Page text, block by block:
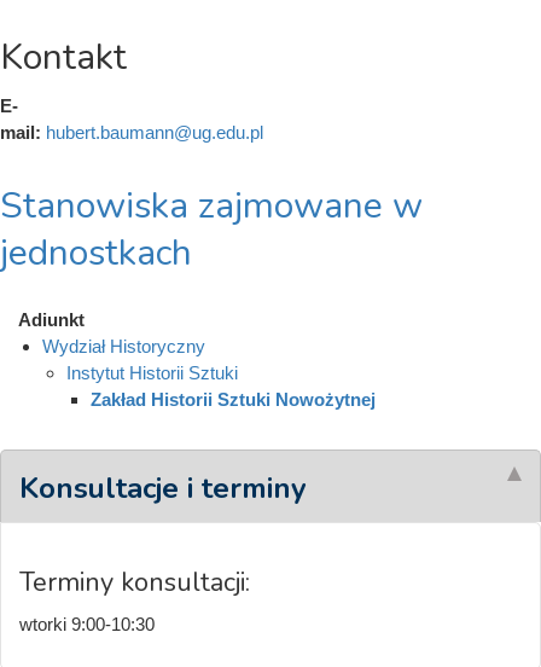
Kontakt
E-
mail: hubert.baumann@ug.edu.pl
Stanowiska zajmowane w
jednostkach
Adiunkt
Wydział Historyczny
Instytut Historii Sztuki
Zakład Historii Sztuki Nowożytnej
Konsultacje i terminy
Terminy konsultacji:
wtorki 9:00-10:30